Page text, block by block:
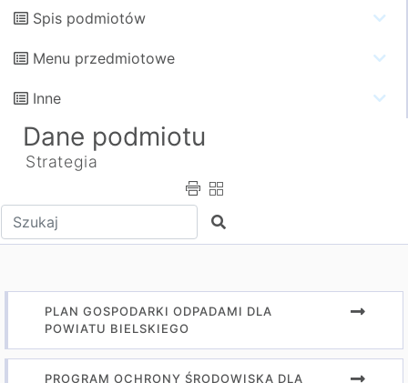
Spis podmiotów
Menu przedmiotowe
Inne
Dane podmiotu
Strategia
Wpisz tekst do wyszukania Szukaj
PLAN GOSPODARKI ODPADAMI DLA
POWIATU BIELSKIEGO
PROGRAM OCHRONY ŚRODOWISKA DLA